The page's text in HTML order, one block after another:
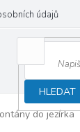
údajů
HLEDAT
do jezírka